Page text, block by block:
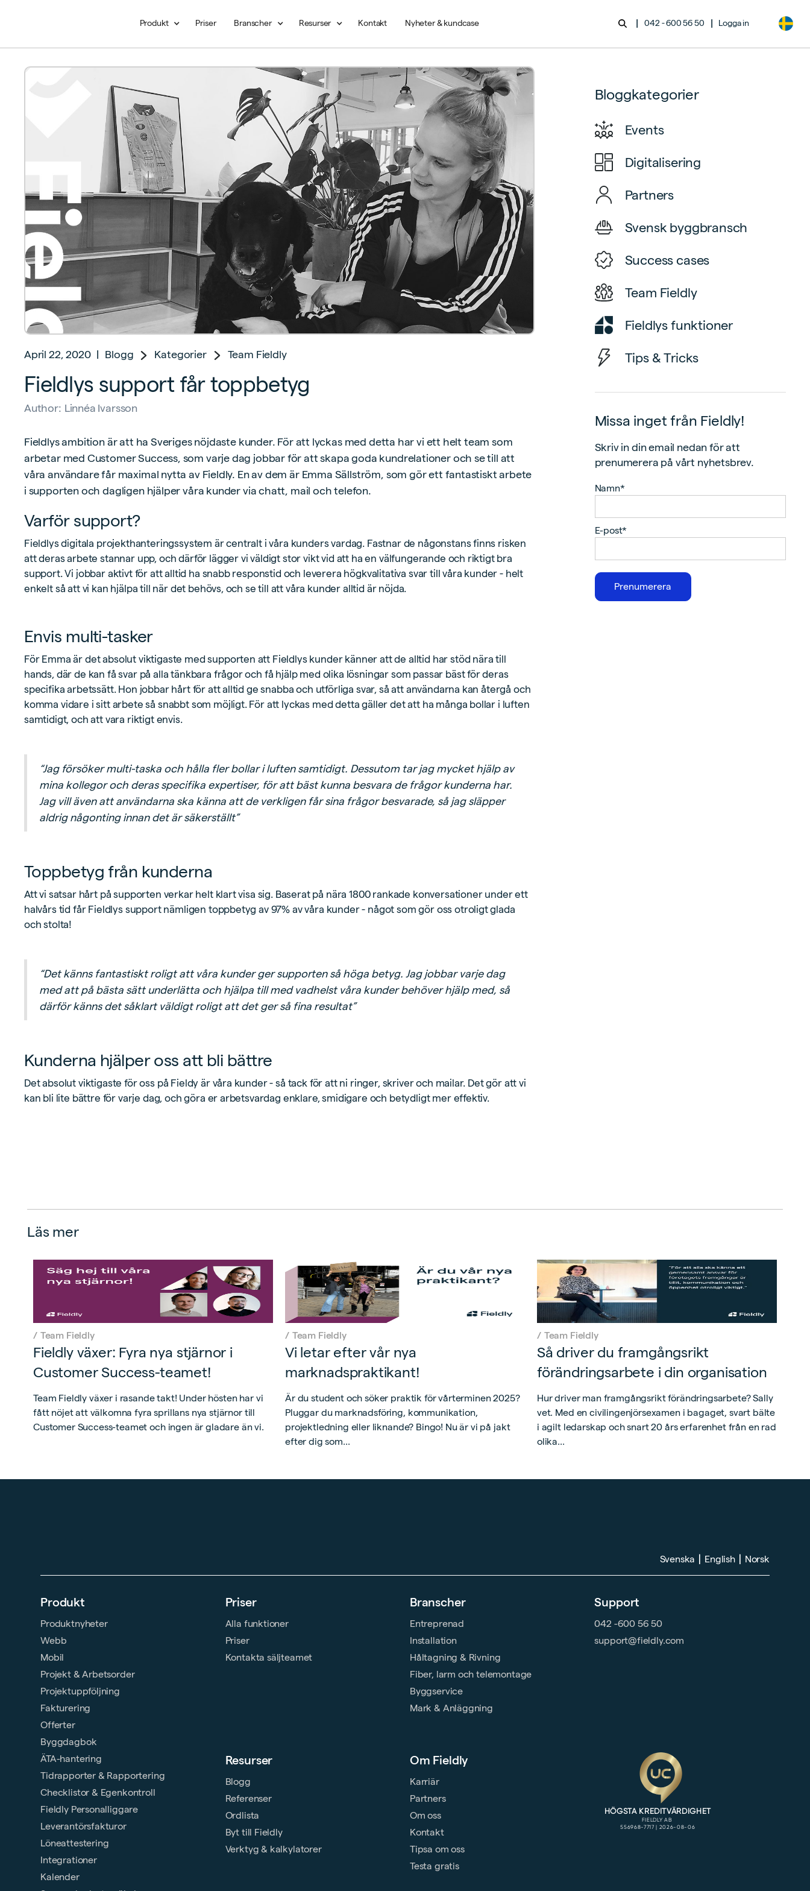
Produkt Priser Branscher Resurser Kontakt Nyheter & kundcase | 042 - 600 56 50 | Logga in
April 22, 2020 | Blogg Kategorier Team Fieldly
Fieldlys support får toppbetyg
Author: Linnéa Ivarsson
Fieldlys ambition är att ha Sveriges nöjdaste kunder. För att lyckas med detta har vi ett helt team som
arbetar med Customer Success, som varje dag jobbar för att skapa goda kundrelationer och se till att
våra användare får maximal nytta av Fieldly. En av dem är Emma Sällström, som gör ett fantastiskt arbete
i supporten och dagligen hjälper våra kunder via chatt, mail och telefon.
Varför support?
Fieldlys digitala projekthanteringssystem är centralt i våra kunders vardag. Fastnar de någonstans finns risken
att deras arbete stannar upp, och därför lägger vi väldigt stor vikt vid att ha en välfungerande och riktigt bra
support. Vi jobbar aktivt för att alltid ha snabb responstid och leverera högkvalitativa svar till våra kunder - helt
enkelt så att vi kan hjälpa till när det behövs, och se till att våra kunder alltid är nöjda.
Envis multi-tasker
För Emma är det absolut viktigaste med supporten att Fieldlys kunder känner att de alltid har stöd nära till
hands, där de kan få svar på alla tänkbara frågor och få hjälp med olika lösningar som passar bäst för deras
specifika arbetssätt. Hon jobbar hårt för att alltid ge snabba och utförliga svar, så att användarna kan återgå och
komma vidare i sitt arbete så snabbt som möjligt. För att lyckas med detta gäller det att ha många bollar i luften
samtidigt, och att vara riktigt envis.
“Jag försöker multi-taska och hålla fler bollar i luften samtidigt. Dessutom tar jag mycket hjälp av
mina kollegor och deras specifika expertiser, för att bäst kunna besvara de frågor kunderna har.
Jag vill även att användarna ska känna att de verkligen får sina frågor besvarade, så jag släpper
aldrig någonting innan det är säkerställt”
Toppbetyg från kunderna
Att vi satsar hårt på supporten verkar helt klart visa sig. Baserat på nära 1800 rankade konversationer under ett
halvårs tid får Fieldlys support nämligen toppbetyg av 97% av våra kunder - något som gör oss otroligt glada
och stolta!
“Det känns fantastiskt roligt att våra kunder ger supporten så höga betyg. Jag jobbar varje dag
med att på bästa sätt underlätta och hjälpa till med vadhelst våra kunder behöver hjälp med, så
därför känns det såklart väldigt roligt att det ger så fina resultat”
Kunderna hjälper oss att bli bättre
Det absolut viktigaste för oss på Fieldy är våra kunder - så tack för att ni ringer, skriver och mailar. Det gör att vi
kan bli lite bättre för varje dag, och göra er arbetsvardag enklare, smidigare och betydligt mer effektiv.
Bloggkategorier
Events
Digitalisering
Partners
Svensk byggbransch
Success cases
Team Fieldly
Fieldlys funktioner
Tips & Tricks
Missa inget från Fieldly!
Skriv in din email nedan för att
prenumerera på vårt nyhetsbrev.
Namn*
E-post*
Läs mer
/ Team Fieldly
Fieldly växer: Fyra nya stjärnor i
Customer Success-teamet!
Team Fieldly växer i rasande takt! Under hösten har vi
fått nöjet att välkomna fyra sprillans nya stjärnor till
Customer Success-teamet och ingen är gladare än vi.
/ Team Fieldly
Vi letar efter vår nya
marknadspraktikant!
Är du student och söker praktik för vårterminen 2025?
Pluggar du marknadsföring, kommunikation,
projektledning eller liknande? Bingo! Nu är vi på jakt
efter dig som...
/ Team Fieldly
Så driver du framgångsrikt
förändringsarbete i din organisation
Hur driver man framgångsrikt förändringsarbete? Sally
vet. Med en civilingenjörsexamen i bagaget, svart bälte
i agilt ledarskap och snart 20 års erfarenhet från en rad
olika...
Svenska | English | Norsk
Produkt
Produktnyheter
Webb
Mobil
Projekt & Arbetsorder
Projektuppföljning
Fakturering
Offerter
Byggdagbok
ÄTA-hantering
Tidrapporter & Rapportering
Checklistor & Egenkontroll
Fieldly Personalliggare
Leverantörsfakturor
Löneattestering
Integrationer
Kalender
Priser
Alla funktioner
Priser
Kontakta säljteamet
Support
042 -600 56 50
support@fieldly.com
Branscher
Entreprenad
Installation
Håltagning & Rivning
Fiber, larm och telemontage
Byggservice
Mark & Anläggning
Resurser
Blogg
Referenser
Ordlista
Byt till Fieldly
Verktyg & kalkylatorer
Om Fieldly
Karriär
Partners
Om oss
Kontakt
Tipsa om oss
Testa gratis